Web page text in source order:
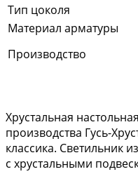
Тип цоколя
Материал арматуры
Производство
Хрустальная
производства Гусь-
классика. Светильник
с хрустальными